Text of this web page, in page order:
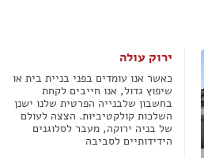
ירוק עולה
כאשר אנו עומדים בפני בניית בית או
שיפוץ גדול, אנו חייבים לקחת
בחשבון שלבנייה הפרטית שלנו ישנן
השלכות קולקטיביות. הצצה לעולם
של בניה ירוקה, מעבר לסלוגנים
הידידותיים לסביבה